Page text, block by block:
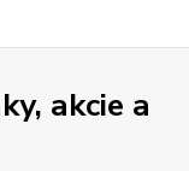
akcie a